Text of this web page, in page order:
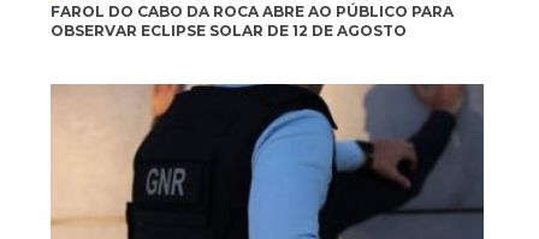
FAROL DO CABO DA ROCA ABRE AO PÚBLICO PARA
OBSERVAR ECLIPSE SOLAR DE 12 DE AGOSTO